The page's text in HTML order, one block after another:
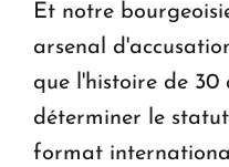
Et notre
arsenal
que l'histoire de 30
déterminer le
format